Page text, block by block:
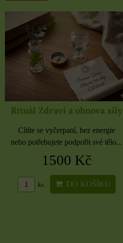
Rituál Zdraví a obnova síly
Cítíte se vyčerpaní, bez energie
nebo potřebujete podpořit své tělo...
1500 Kč
ks DO KOŠÍKU